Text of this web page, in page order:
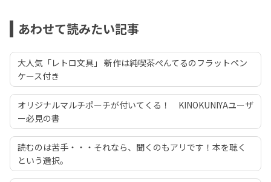
あわせて読みたい記事
大人気「レトロ文具」 新作は純喫茶ぺんてるのフラットペン
ケース付き
オリジナルマルチポーチが付いてくる！ KINOKUNIYAユーザ
ー必見の書
読むのは苦手・・・それなら、聞くのもアリです！本を聴く
という選択。